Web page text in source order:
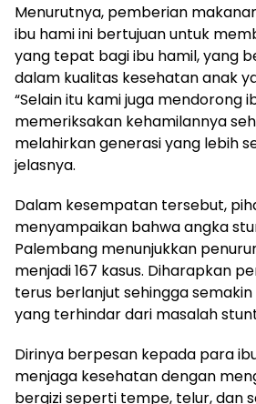
Menurutnya, pemberian
ibu hami ini bertujuan untuk
yang tepat bagi ibu hamil, yang
dalam kualitas kesehatan anak
“Selain itu kami juga mendorong
memeriksakan kehamilannya
melahirkan generasi yang lebih
jelasnya.
Dalam kesempatan tersebut,
menyampaikan bahwa angka
Palembang menunjukkan
menjadi 167 kasus. Diharapkan
terus berlanjut sehingga
yang terhindar dari masalah
Dirinya berpesan kepada para
menjaga kesehatan dengan
bergizi seperti tempe, telur, dan